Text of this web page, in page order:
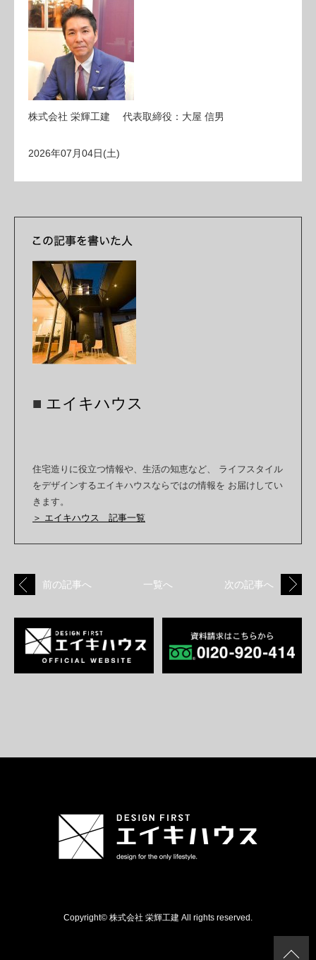
株式会社 栄輝工建 代表取締役：大屋 信男
2026年07月04日(土)
■ エイキハウス
住宅造りに役立つ情報や、生活の知恵など、 ライフスタイル
をデザインするエイキハウスならではの情報を お届けしてい
きます。
＞ エイキハウス 記事一覧
前の記事へ 一覧へ 次の記事へ
Copyright© 株式会社 栄輝工建 All rights reserved.